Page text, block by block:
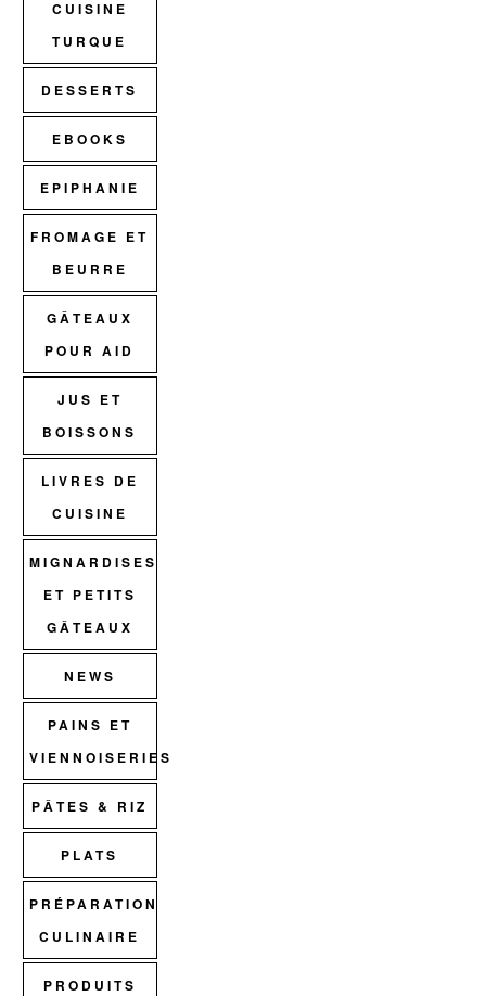
CUISINE
TURQUE
DESSERTS
EBOOKS
EPIPHANIE
FROMAGE ET
BEURRE
GÂTEAUX
POUR AID
JUS ET
BOISSONS
LIVRES DE
CUISINE
MIGNARDISES
ET PETITS
GÂTEAUX
NEWS
PAINS ET
VIENNOISERIES
PÂTES & RIZ
PLATS
PRÉPARATION
CULINAIRE
PRODUITS